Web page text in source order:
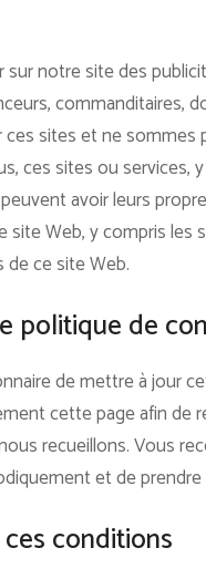
notre site des
sites et ne
ces sites ou
avoir leurs
Web, y compris
ce site Web.
politique de
de mettre à jour
cette page afin
recueillons. Vous
et de
conditions